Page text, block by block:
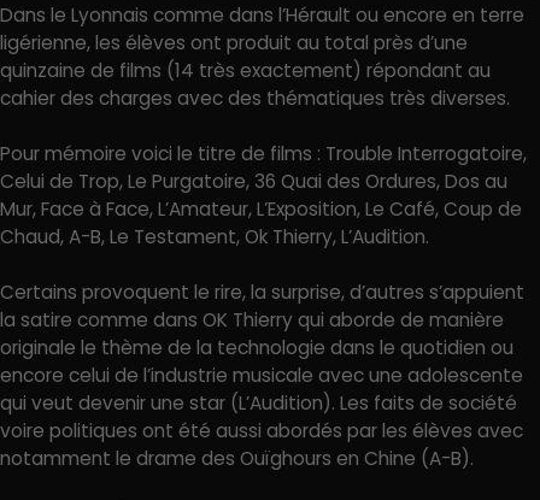
Dans le Lyonnais comme dans l’Hérault ou encore en terre
ligérienne, les élèves ont produit au total près d’une
quinzaine de films (14 très exactement) répondant au
cahier des charges avec des thématiques très diverses.
Pour mémoire voici le titre de films : Trouble Interrogatoire,
Celui de Trop, Le Purgatoire, 36 Quai des Ordures, Dos au
Mur, Face à Face, L’Amateur, L’Exposition, Le Café, Coup de
Chaud, A-B, Le Testament, Ok Thierry, L’Audition.
Certains provoquent le rire, la surprise, d’autres s’appuient
la satire comme dans OK Thierry qui aborde de manière
originale le thème de la technologie dans le quotidien ou
encore celui de l’industrie musicale avec une adolescente
qui veut devenir une star (L’Audition). Les faits de société
voire politiques ont été aussi abordés par les élèves avec
notamment le drame des Ouïghours en Chine (A-B).